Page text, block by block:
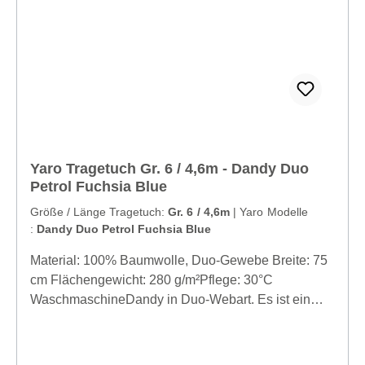
Yaro Tragetuch Gr. 6 / 4,6m - Dandy Duo
Petrol Fuchsia Blue
Größe / Länge Tragetuch: Gr. 6 / 4,6m |
: Dandy Duo Petrol Fuchsia Blue
Material: 100% Baumwolle, Duo-Gewebe Breite: 75
cm Flächengewicht: 280 g/m²Pflege: 30°C
WaschmaschineDandy in Duo-Webart. Es ist ein